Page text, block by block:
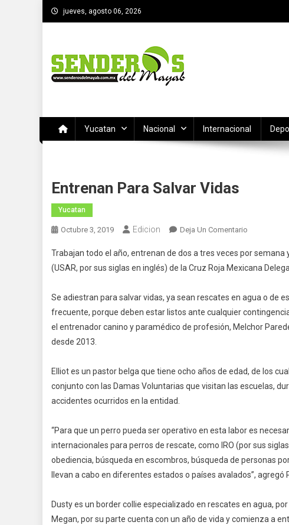
Saltar
al
jueves, agosto 06, 2026
Yucatan Nacional Internacional
Entrenan Para Salvar Vidas
Yucatan
Octubre 3, 2019 Edicion Deja Un Comentario
Para
Salvar
Trabajan todo el año, entrenan de dos a tres veces por
(USAR, por sus siglas en inglés) de la Cruz Roja Mexicana
Se adiestran para salvar vidas, ya sean rescates en agua o de
frecuente, porque deben estar listos ante cualquier
el entrenador canino y paramédico de profesión, Melchor
desde 2013.
Elliot es un pastor belga que tiene ocho años de edad, de los
conjunto con las Damas Voluntarias que visitan las escuelas,
accidentes ocurridos en la entidad.
“Para que un perro pueda ser operativo en esta labor es
internacionales para perros de rescate, como IRO (por sus
obediencia, búsqueda en escombros, búsqueda de personas
llevan a cabo en diferentes estados o países avalados”, agregó
Dusty es un border collie especializado en rescates en agua,
Megan, por su parte cuenta con un año de vida y comienza a